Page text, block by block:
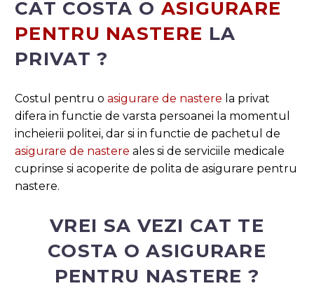
CAT COSTA O ASIGURARE
PENTRU NASTERE LA
PRIVAT ?
Costul pentru o asigurare de nastere la privat
difera in functie de varsta persoanei la momentul
incheierii politei, dar si in functie de pachetul de
asigurare de nastere ales si de serviciile medicale
cuprinse si acoperite de polita de asigurare pentru
nastere.
VREI SA VEZI CAT TE
COSTA O ASIGURARE
PENTRU NASTERE ?